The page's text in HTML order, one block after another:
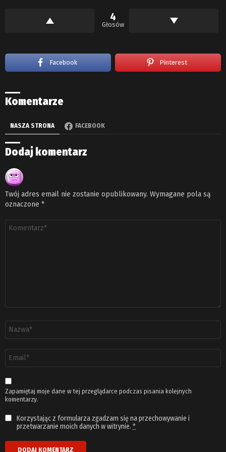
4
Głosów
Facebook Pinterest
Komentarze
NASZA STRONA FACEBOOK
Dodaj komentarz
Twój adres email nie zostanie opublikowany. Wymagane pola są
oznaczone *
email
*
Zapamiętaj moje dane w tej przeglądarce podczas pisania kolejnych
komentarzy.
Korzystając z formularza zgadzam się na przechowywanie i
przetwarzanie moich danych w witrynie. *